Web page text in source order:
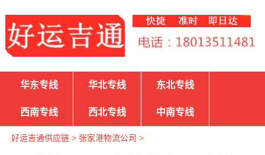
华东专线 华北专线 东北专线
西南专线 西北专线 中南专线
好运吉通供应链> 张家港物流公司 >